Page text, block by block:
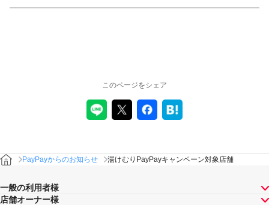
このページをシェア
PayPayからのお知らせ 湯けむりPayPayキャンペーン対象店舗
一般の利用者様
店舗オーナー様